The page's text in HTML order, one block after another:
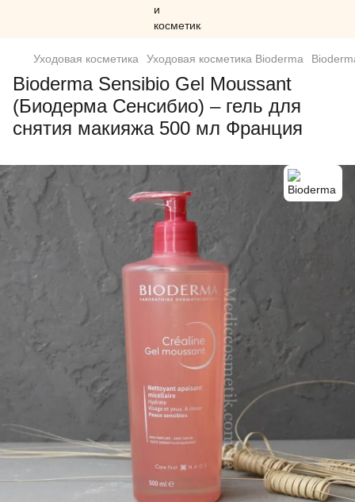
Уходовая косметика Уходовая косметика Bioderma
Bioderma Sensibio Gel Moussant
(Биодерма Сенсибио) – гель для
снятия макияжа 500 мл Франция